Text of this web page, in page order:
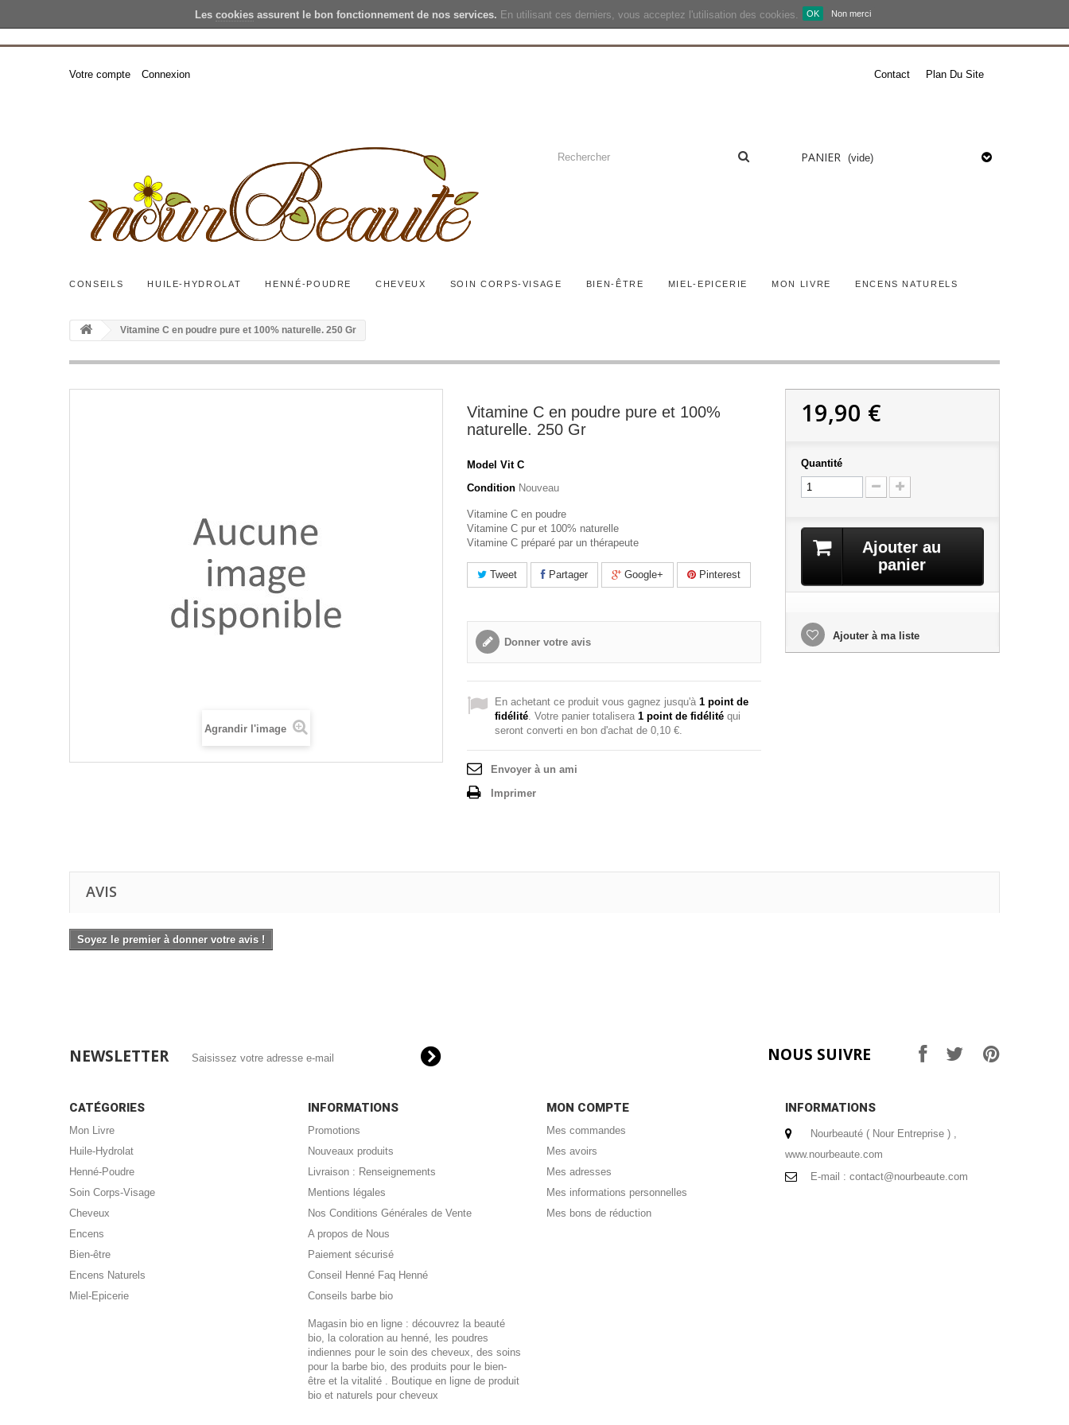
Les cookiesassurent le bon fonctionnement de nos services. En utilisant ces derniers, vous acceptez l'utilisation des cookies. OK Non merci
Votre compte Connexion Contact Plan Du Site
PANIER (vide)
CONSEILS HUILE-HYDROLAT HENNÉ-POUDRE CHEVEUX SOIN CORPS-VISAGE BIEN-ÊTRE MIEL-EPICERIE MON LIVRE ENCENS NATURELS
Vitamine C en poudre pure et 100% naturelle. 250 Gr
Agrandir l'image
Vitamine C en poudre pure et 100%
naturelle. 250 Gr
Model Vit C
Condition Nouveau
Vitamine C en poudre
Vitamine C pur et 100% naturelle
Vitamine C préparé par un thérapeute
Tweet Partager Google+ Pinterest
Donner votre avis
En achetant ce produit vous gagnez jusqu'à 1 point de
fidélité. Votre panier totalisera 1 point de fidélité qui
seront converti en bon d'achat de 0,10 €.
Envoyer à un ami
Imprimer
19,90 €
Quantité
Ajouter au
panier
Ajouter à ma liste
AVIS
Soyez le premier à donner votre avis !
NEWSLETTER NOUS SUIVRE
CATÉGORIES
Mon Livre
Huile-Hydrolat
Henné-Poudre
Soin Corps-Visage
Cheveux
Encens
Bien-être
Encens Naturels
Miel-Epicerie
INFORMATIONS
Promotions
Nouveaux produits
Livraison : Renseignements
Mentions légales
Nos Conditions Générales de Vente
A propos de Nous
Paiement sécurisé
Conseil Henné Faq Henné
Conseils barbe bio
Magasin bio en ligne : découvrez la beauté
bio, la coloration au henné, les poudres
indiennes pour le soin des cheveux, des soins
pour la barbe bio, des produits pour le bien-
être et la vitalité . Boutique en ligne de produit
bio et naturels pour cheveux
MON COMPTE
Mes commandes
Mes avoirs
Mes adresses
Mes informations personnelles
Mes bons de réduction
INFORMATIONS
Nourbeauté ( Nour Entreprise ) ,
www.nourbeaute.com
E-mail : contact@nourbeaute.com